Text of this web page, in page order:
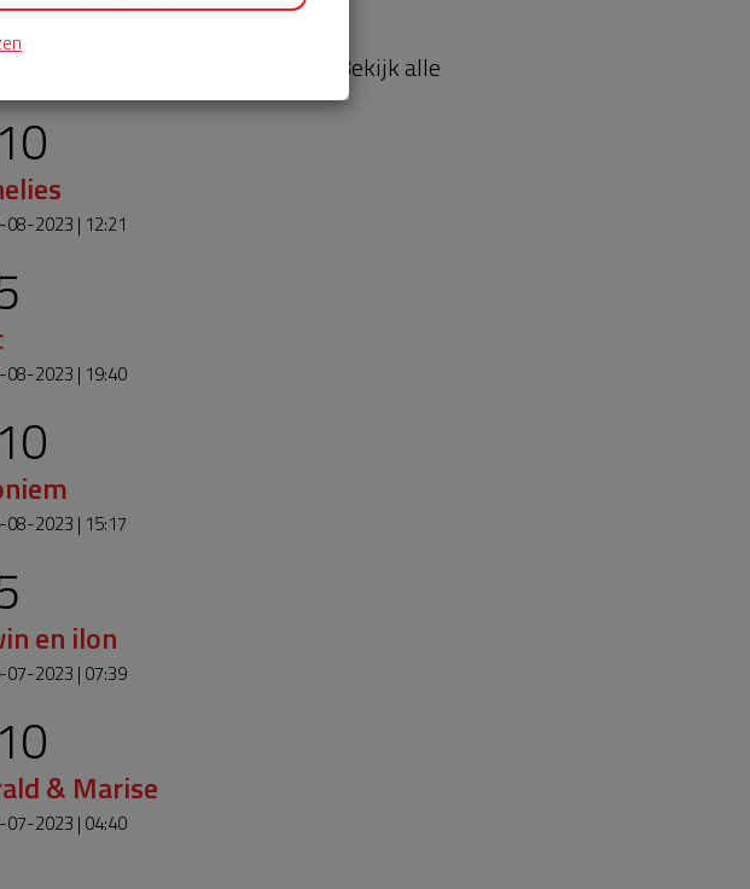
donaties Bekijk alle
08-2023 | 12:21
08-2023 | 19:40
08-2023 | 15:17
en ilon
07-2023 | 07:39
& Marise
07-2023 | 04:40